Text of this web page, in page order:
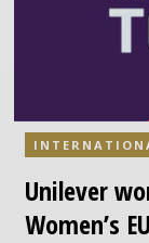
Unilever
Women’s